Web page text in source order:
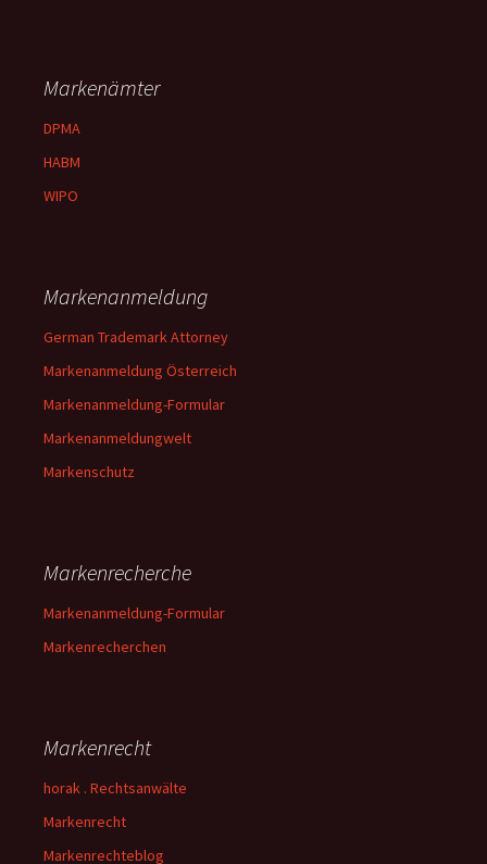
Markenämter
DPMA
HABM
WIPO
Markenanmeldung
German Trademark Attorney
Markenanmeldung Österreich
Markenanmeldung-Formular
Markenanmeldungwelt
Markenschutz
Markenrecherche
Markenanmeldung-Formular
Markenrecherchen
Markenrecht
horak . Rechtsanwälte
Markenrecht
Markenrechteblog